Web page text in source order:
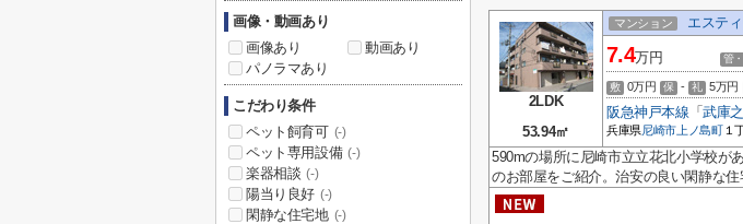
2LDK
53.94㎡
マンション エステ
7.4万円 管
敷 0万円 保 - 礼 5万円
阪急神戸本線 「武庫
兵庫県尼崎市上ノ島町 １
590mの場所に尼崎市立立花北小学校が
のお部屋をご紹介。治安の良い閑静な
画像・動画あり
画像あり
動画あり
パノラマあり
こだわり条件
ペット飼育可 (-)
ペット専用設備 (-)
楽器相談 (-)
陽当り良好 (-)
閑静な住宅地 (-)